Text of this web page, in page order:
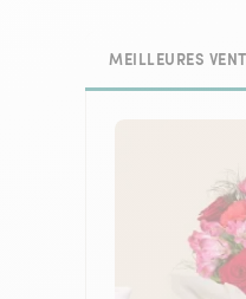
MEILLEURES